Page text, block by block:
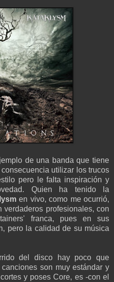
de una banda que tiene
utilizar los trucos
pero le falta inspiración y
Quien ha tenido la
en vivo, como me ocurrió,
profesionales, con
franca, pues en sus
pero la calidad de su música
del disco hay poco que
son muy estándar y
y poses Core, es -con el